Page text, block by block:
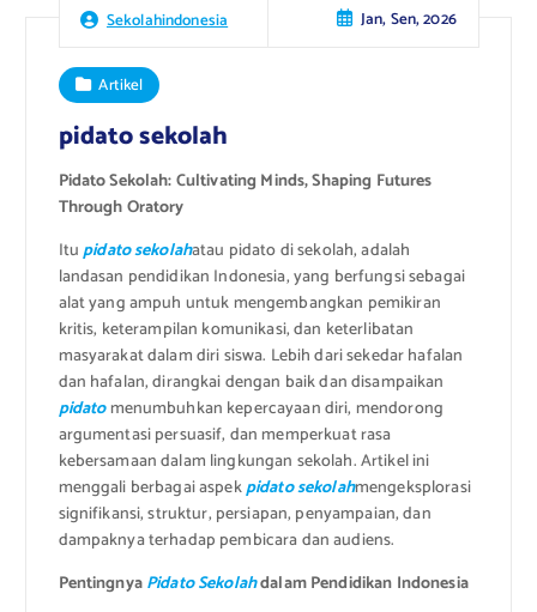
Sekolahindonesia Jan, Sen, 2026
Artikel
pidato sekolah
Pidato Sekolah: Cultivating Minds, Shaping Futures
Through Oratory
Itupidato sekolahatau pidato di sekolah, adalah
landasan pendidikan Indonesia, yang berfungsi sebagai
alat yang ampuh untuk mengembangkan pemikiran
kritis, keterampilan komunikasi, dan keterlibatan
masyarakat dalam diri siswa. Lebih dari sekedar hafalan
dan hafalan, dirangkai dengan baik dan disampaikan
pidatomenumbuhkan kepercayaan diri, mendorong
argumentasi persuasif, dan memperkuat rasa
kebersamaan dalam lingkungan sekolah. Artikel ini
menggali berbagai aspekpidato sekolahmengeksplorasi
signifikansi, struktur, persiapan, penyampaian, dan
dampaknya terhadap pembicara dan audiens.
PentingnyaPidato Sekolahdalam Pendidikan Indonesia